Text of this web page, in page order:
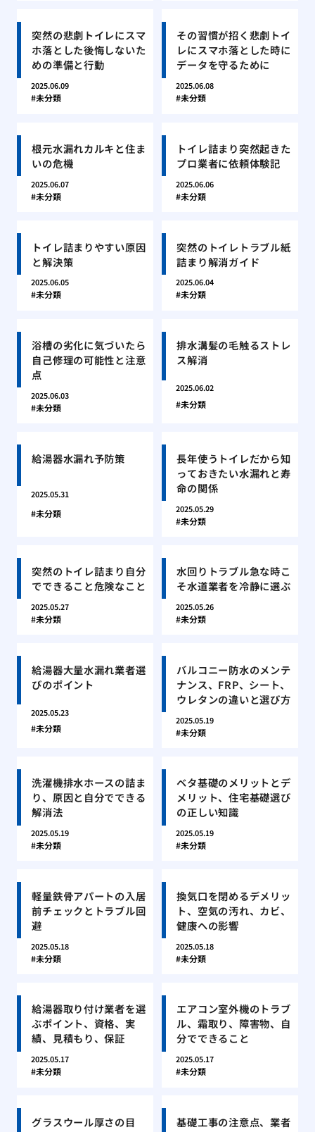
突然の悲劇トイレにスマ
ホ落とした後悔しないた
めの準備と行動
2025.06.09
未分類
その習慣が招く悲劇トイ
レにスマホ落とした時に
データを守るために
2025.06.08
未分類
根元水漏れカルキと住ま
いの危機
2025.06.07
未分類
トイレ詰まり突然起きた
プロ業者に依頼体験記
2025.06.06
未分類
トイレ詰まりやすい原因
と解決策
2025.06.05
未分類
突然のトイレトラブル紙
詰まり解消ガイド
2025.06.04
未分類
浴槽の劣化に気づいたら
自己修理の可能性と注意
点
2025.06.03
未分類
排水溝髪の毛触るストレ
ス解消
2025.06.02
未分類
給湯器水漏れ予防策
2025.05.31
未分類
長年使うトイレだから知
っておきたい水漏れと寿
命の関係
2025.05.29
未分類
突然のトイレ詰まり自分
でできること危険なこと
2025.05.27
未分類
水回りトラブル急な時こ
そ水道業者を冷静に選ぶ
2025.05.26
未分類
給湯器大量水漏れ業者選
びのポイント
2025.05.23
未分類
バルコニー防水のメンテ
ナンス、FRP、シート、
ウレタンの違いと選び方
2025.05.19
未分類
洗濯機排水ホースの詰ま
り、原因と自分でできる
解消法
2025.05.19
未分類
ベタ基礎のメリットとデ
メリット、住宅基礎選び
の正しい知識
2025.05.19
未分類
軽量鉄骨アパートの入居
前チェックとトラブル回
避
2025.05.18
未分類
換気口を閉めるデメリッ
ト、空気の汚れ、カビ、
健康への影響
2025.05.18
未分類
給湯器取り付け業者を選
ぶポイント、資格、実
績、見積もり、保証
2025.05.17
未分類
エアコン室外機のトラブ
ル、霜取り、障害物、自
分でできること
2025.05.17
未分類
グラスウール厚さの目
基礎工事の注意点、業者